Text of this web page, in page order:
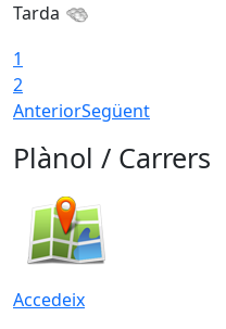
Tarda
1
2
AnteriorSegüent
Plànol / Carrers
Accedeix